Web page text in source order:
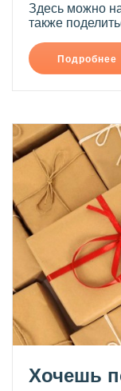
Здесь можно
также
Подробнее
Хочешь